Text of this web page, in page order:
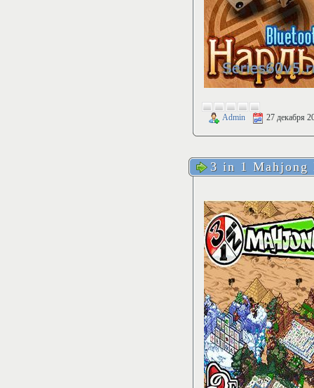
Admin 27 декабря
3 in 1 Mahjong